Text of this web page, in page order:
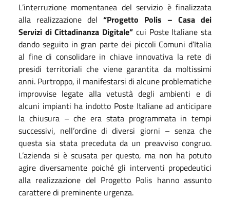
L’interruzione momentanea del servizio è finalizzata
alla realizzazione del “Progetto Polis – Casa dei
Servizi di Cittadinanza Digitale” cui Poste Italiane sta
dando seguito in gran parte dei piccoli Comuni d’Italia
al fine di consolidare in chiave innovativa la rete di
presidi territoriali che viene garantita da moltissimi
anni. Purtroppo, il manifestarsi di alcune problematiche
improvvise legate alla vetustà degli ambienti e di
alcuni impianti ha indotto Poste Italiane ad anticipare
la chiusura – che era stata programmata in tempi
successivi, nell’ordine di diversi giorni – senza che
questa sia stata preceduta da un preavviso congruo.
L’azienda si è scusata per questo, ma non ha potuto
agire diversamente poiché gli interventi propedeutici
alla realizzazione del Progetto Polis hanno assunto
carattere di preminente urgenza.